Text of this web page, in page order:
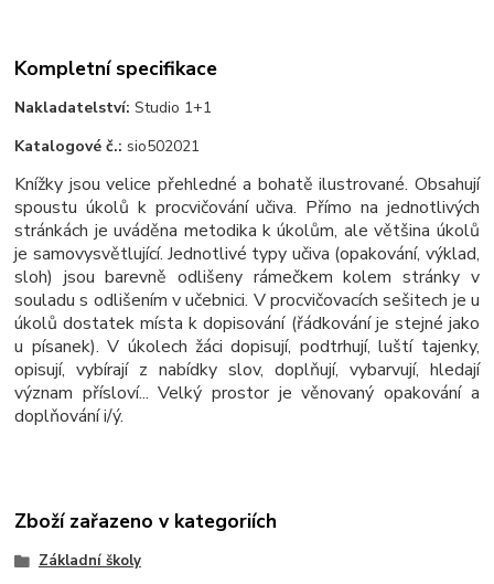
Kompletní specifikace
Nakladatelství: Studio 1+1
Katalogové č.: sio502021
Knížky jsou velice přehledné a bohatě ilustrované. Obsahují
spoustu úkolů k procvičování učiva. Přímo na jednotlivých
stránkách je uváděna metodika k úkolům, ale většina úkolů
je samovysvětlující. Jednotlivé typy učiva (opakování, výklad,
sloh) jsou barevně odlišeny rámečkem kolem stránky v
souladu s odlišením v učebnici. V procvičovacích sešitech je u
úkolů dostatek místa k dopisování (řádkování je stejné jako
u písanek). V úkolech žáci dopisují, podtrhují, luští tajenky,
opisují, vybírají z nabídky slov, doplňují, vybarvují, hledají
význam přísloví... Velký prostor je věnovaný opakování a
doplňování i/ý.
Zboží zařazeno v kategoriích
Základní školy